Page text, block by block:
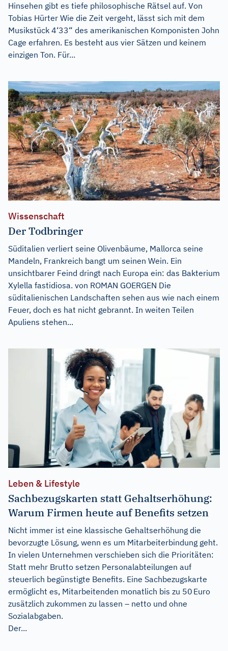
Hinsehen gibt es tiefe philosophische Rätsel auf. Von
Tobias Hürter Wie die Zeit vergeht, lässt sich mit dem
Musikstück 4‘33“ des amerikanischen Komponisten John
Cage erfahren. Es besteht aus vier Sätzen und keinem
einzigen Ton. Für...
Wissenschaft
Der Todbringer
Süditalien verliert seine Olivenbäume, Mallorca seine
Mandeln, Frankreich bangt um seinen Wein. Ein
unsichtbarer Feind dringt nach Europa ein: das Bakterium
Xylella fastidiosa. von ROMAN GOERGEN Die
süditalienischen Landschaften sehen aus wie nach einem
Feuer, doch es hat nicht gebrannt. In weiten Teilen
Apuliens stehen...
Leben & Lifestyle
Sachbezugskarten statt Gehaltserhöhung:
Warum Firmen heute auf Benefits setzen
Nicht immer ist eine klassische Gehaltserhöhung die
bevorzugte Lösung, wenn es um Mitarbeiterbindung geht.
In vielen Unternehmen verschieben sich die Prioritäten:
Statt mehr Brutto setzen Personalabteilungen auf
steuerlich begünstigte Benefits. Eine Sachbezugskarte
ermöglicht es, Mitarbeitenden monatlich bis zu 50 Euro
zusätzlich zukommen zu lassen – netto und ohne
Sozialabgaben.
Der...